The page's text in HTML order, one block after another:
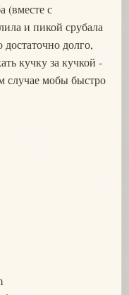
(вместе с
и пикой срубала
долго,
кучку за кучкой -
случае мобы быстро